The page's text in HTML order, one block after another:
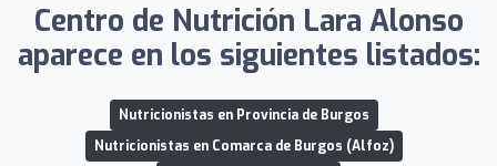
Centro de Nutrición Lara Alonso
aparece en los siguientes listados:
Nutricionistas en Provincia de Burgos
Nutricionistas en Comarca de Burgos (Alfoz)